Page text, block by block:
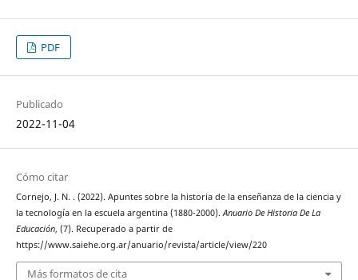
PDF
Publicado
2022-11-04
Cómo citar
Cornejo, J. N. . (2022). Apuntes sobre la historia de la enseñanza de la ciencia y
la tecnología en la escuela argentina (1880-2000).Anuario De Historia De La
Educación, (7). Recuperado a partir de
https://www.saiehe.org.ar/anuario/revista/article/view/220
Más formatos de cita